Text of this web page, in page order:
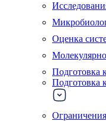
Оценка
Подготовка
Подготовка